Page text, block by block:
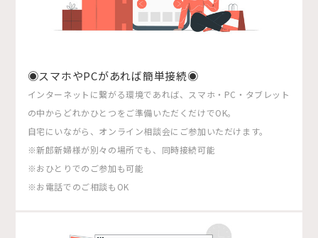
◉スマホやPCがあれば簡単接続◉
インターネットに繋がる環境であれば、スマホ・PC・タブレット
の中からどれかひとつをご準備いただくだけでOK。
自宅にいながら、オンライン相談会にご参加いただけます。
※新郎新婦様が別々の場所でも、同時接続可能
※おひとりでのご参加も可能
※お電話でのご相談もOK